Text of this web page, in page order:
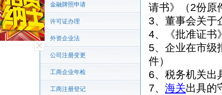
金融牌照申请
许可证办理
外资企业法
公司注册变更
工商企业年检
工商注册登记
请书》（2份原
3、董事会关于
4、《批准证书
5、企业在市级
件）
6、税务机关出
7、 海关出具的